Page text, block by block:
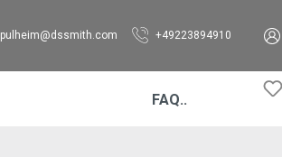
+49223894910
FAQ..